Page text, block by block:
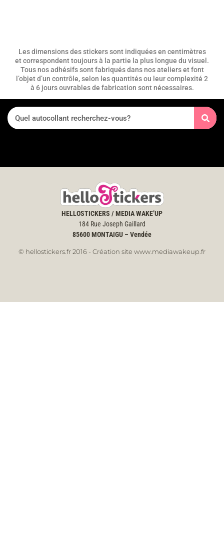
Les dimensions des stickers sont indiquées en centimètres
et correspondent toujours à la partie la plus longue du visuel.
Tous nos adhésifs sont fabriqués dans nos ateliers et font
l’objet d’un contrôle, selon les quantités ou leur complexité 2
à 6 jours ouvrables de fabrication sont nécessaires.
HELLOSTICKERS / MEDIA WAKE’UP
184 Rue Joseph Gaillard
85600MONTAIGU – Vendée
© hellostickers.fr 2016 - Création site www.mediawakeup.fr